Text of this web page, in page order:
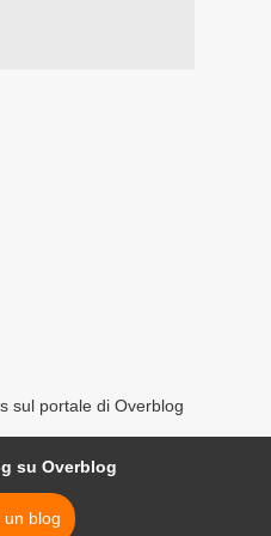
sul portale di Overblog
su Overblog
un blog